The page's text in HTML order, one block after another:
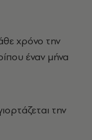
χρόνο την
έναν μήνα
την